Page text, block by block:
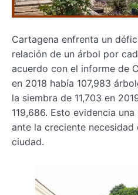
Cartagena enfrenta un
relación de un árbol por
acuerdo con el informe de
en 2018 había 107,983
la siembra de 11,703 en
119,686. Esto evidencia
ante la creciente necesidad
ciudad.